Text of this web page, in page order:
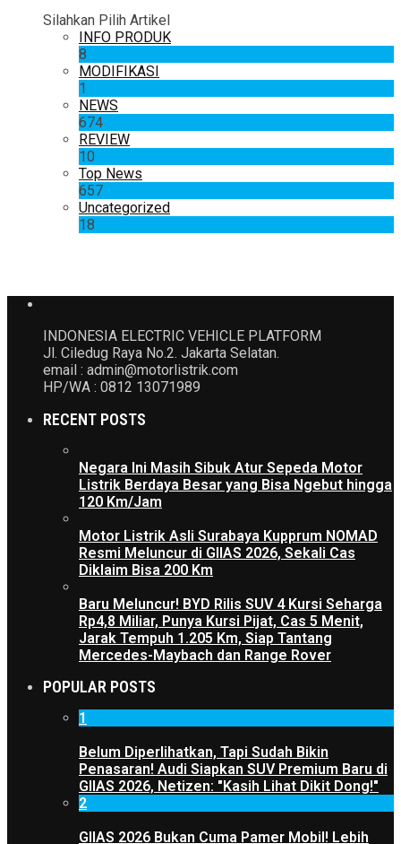
Silahkan Pilih Artikel
INFO PRODUK
8
MODIFIKASI
1
NEWS
674
REVIEW
10
Top News
657
Uncategorized
18
INDONESIA ELECTRIC VEHICLE PLATFORM
Jl. Ciledug Raya No.2. Jakarta Selatan.
email : admin@motorlistrik.com
HP/WA : 0812 13071989
RECENT POSTS
Negara Ini Masih Sibuk Atur Sepeda Motor
Listrik Berdaya Besar yang Bisa Ngebut hingga
120 Km/Jam
Motor Listrik Asli Surabaya Kupprum NOMAD
Resmi Meluncur di GIIAS 2026, Sekali Cas
Diklaim Bisa 200 Km
Baru Meluncur! BYD Rilis SUV 4 Kursi Seharga
Rp4,8 Miliar, Punya Kursi Pijat, Cas 5 Menit,
Jarak Tempuh 1.205 Km, Siap Tantang
Mercedes-Maybach dan Range Rover
POPULAR POSTS
1
Belum Diperlihatkan, Tapi Sudah Bikin
Penasaran! Audi Siapkan SUV Premium Baru di
GIIAS 2026, Netizen: "Kasih Lihat Dikit Dong!"
2
GIIAS 2026 Bukan Cuma Pamer Mobil! Lebih